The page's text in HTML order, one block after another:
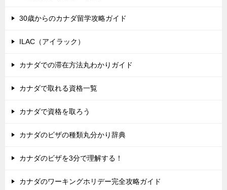
30歳からのカナダ留学攻略ガイド
ILAC（アイラック）
カナダでの滞在方法丸わかりガイド
カナダで取れる資格一覧
カナダで資格を取ろう
カナダのビザの種類丸分かり辞典
カナダのビザを3分で理解する！
カナダのワーキングホリデー完全攻略ガイド